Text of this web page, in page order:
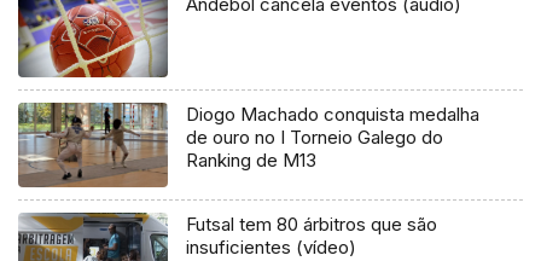
Andebol cancela eventos (áudio)
Diogo Machado conquista medalha
de ouro no I Torneio Galego do
Ranking de M13
Futsal tem 80 árbitros que são
insuficientes (vídeo)